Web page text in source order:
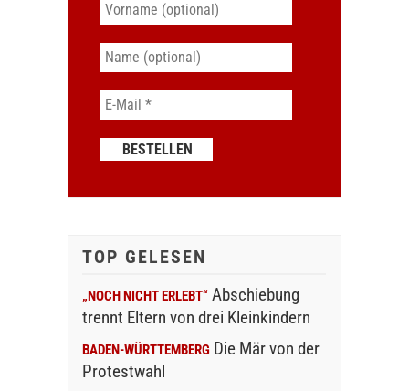
TOP GELESEN
„NOCH NICHT ERLEBT“ Abschiebung
trennt Eltern von drei Kleinkindern
BADEN-WÜRTTEMBERG Die Mär von der
Protestwahl